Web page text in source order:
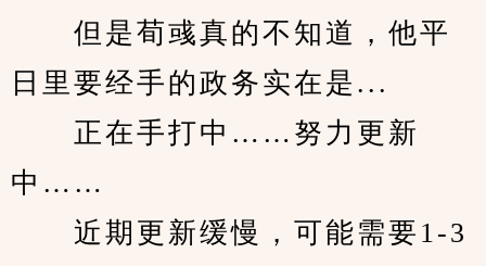
但是荀彧真的不知道，他平
日里要经手的政务实在是...
正在手打中……努力更新
中……
近期更新缓慢，可能需要1-3